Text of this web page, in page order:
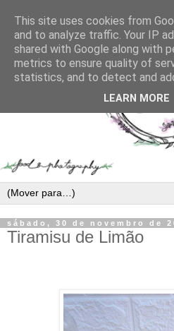
sábado, 30 de novembro de
Tiramisu de Limão
This site uses cookies from
and to analyze traffic. Your IP
shared with Google along with
metrics to ensure quality of
statistics, and to detect and
LEARN MORE